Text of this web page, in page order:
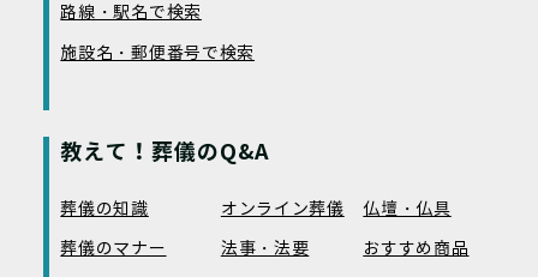
路線・駅名で検索
施設名・郵便番号で検索
教えて！葬儀のQ&A
葬儀の知識 オンライン葬儀
仏壇・仏具
葬儀のマナー
法事・法要
おすすめ商品